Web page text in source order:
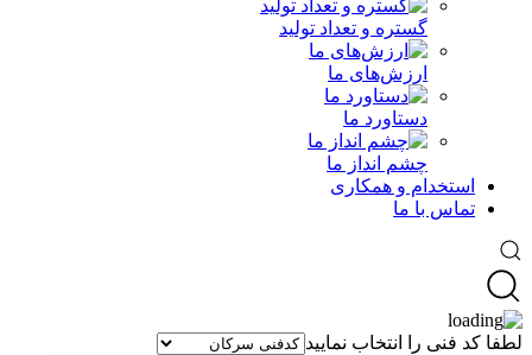
گستره و تعداد تولید
ارزش‌های ما
دستاورد ما
چشم انداز ما
استخدام و همکاری
تماس با ما
لطفا کد فنی را انتخاب نمایید